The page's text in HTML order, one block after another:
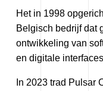
Het in 1998
Belgisch bedrijf dat
ontwikkeling van
en digitale
In 2023 trad Pulsar